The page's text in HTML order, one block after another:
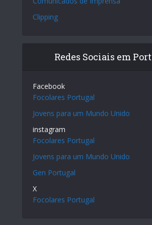
Clipping
Redes Sociais em
Facebook
Focolares Portugal
Jovens para um Mundo Unido
instagram
Focolares Portugal
Jovens para um Mundo Unido
Gen Portugal
X
Focolares Portugal